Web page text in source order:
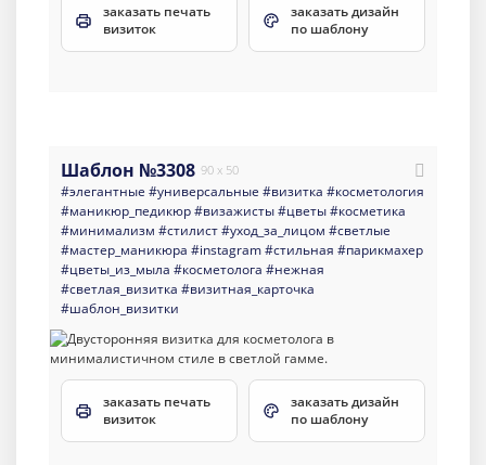
заказать печать
визиток
заказать дизайн
по шаблону
Шаблон №3308 90 x 50
#элегантные #универсальные #визитка #косметология
#маникюр_педикюр#визажисты#цветы#косметика
#минимализм #стилист#уход_за_лицом #светлые
#мастер_маникюра #instagram#стильная #парикмахер
#цветы_из_мыла #косметолога #нежная
#светлая_визитка #визитная_карточка
#шаблон_визитки
заказать печать
визиток
заказать дизайн
по шаблону